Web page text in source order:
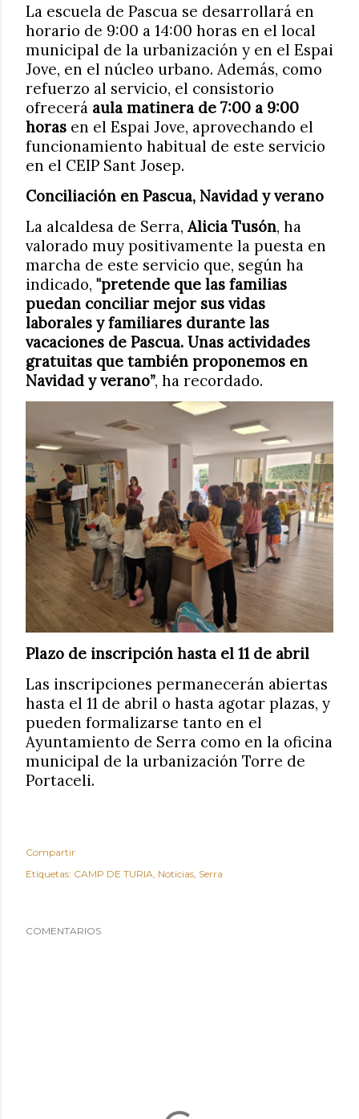
La escuela de Pascua se desarrollará en
horario de 9:00 a 14:00 horas en el local
municipal de la urbanización y en el Espai
Jove, en el núcleo urbano. Además, como
refuerzo al servicio, el consistorio
ofrecerá aula matinera de 7:00 a 9:00
horas en el Espai Jove, aprovechando el
funcionamiento habitual de este servicio
en el CEIP Sant Josep.
Conciliación en Pascua, Navidad y verano
La alcaldesa de Serra,Alicia Tusón, ha
valorado muy positivamente la puesta en
marcha de este servicio que, según ha
indicado, "pretende que las familias
puedan conciliar mejor sus vidas
laborales y familiares durante las
vacaciones de Pascua. Unas actividades
gratuitas que también proponemos en
Navidad y verano”, ha recordado.
Plazo de inscripción hasta el 11 de abril
Las inscripciones permanecerán abiertas
hasta el 11 de abril o hasta agotar plazas, y
pueden formalizarse tanto en el
Ayuntamiento de Serra como en la oficina
municipal de la urbanización Torre de
Portaceli.
Compartir
Etiquetas: CAMP DE TURIA Noticias Serra
COMENTARIOS